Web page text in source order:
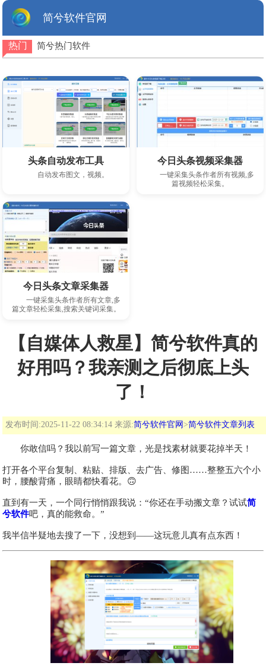
简兮软件官网
热门 简兮热门软件
下载此软件
头条自动发布工具
自动发布图文，视频。
下载此软件
今日头条视频采集器
一键采集头条作者所有视频,多
篇视频轻松采集。
下载此软件
今日头条文章采集器
一键采集头条作者所有文章,多
篇文章轻松采集,搜索关键词采集。
【自媒体人救星】简兮软件真的
好用吗？我亲测之后彻底上头
了！
发布时间:2025-11-22 08:34:14 来源:简兮软件官网>简兮软件文章列表
你敢信吗？我以前写一篇文章，光是找素材就要花掉半天！
打开各个平台复制、粘贴、排版、去广告、修图……整整五六个小
时，腰酸背痛，眼睛都快看花。🙃
直到有一天，一个同行悄悄跟我说：“你还在手动搬文章？试试简
兮软件吧，真的能救命。”
我半信半疑地去搜了一下，没想到——这玩意儿真有点东西！